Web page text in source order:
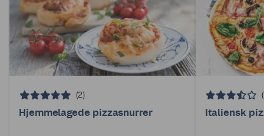
(2)
Hjemmelagede pizzasnurrer Italiensk